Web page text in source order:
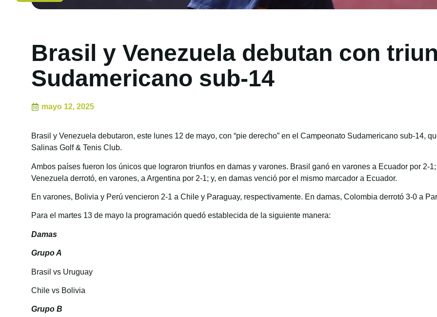
Brasil y Venezuela debutan con
Sudamericano sub-14
mayo 12, 2025
Brasil y Venezuela debutaron, este lunes 12 de mayo, con “pie derecho” en el Campeonato Sudamericano sub-14,
Salinas Golf & Tenis Club.
Ambos países fueron los únicos que lograron triunfos en damas y varones. Brasil ganó en varones a Ecuador por 2-
Venezuela derrotó, en varones, a Argentina por 2-1; y, en damas venció por el mismo marcador a Ecuador.
En varones, Bolivia y Perú vencieron 2-1 a Chile y Paraguay, respectivamente. En damas, Colombia derrotó 3-0 a
Para el martes 13 de mayo la programación quedó establecida de la siguiente manera:
Damas
Grupo A
Brasil vs Uruguay
Chile vs Bolivia
Grupo B